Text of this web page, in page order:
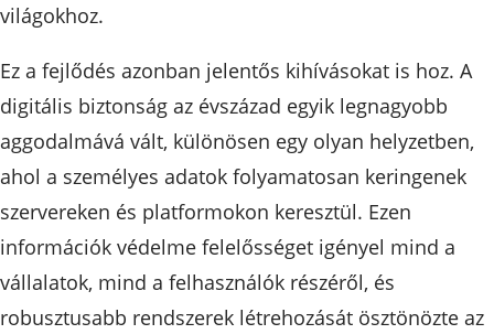
világokhoz.
Ez a fejlődés azonban jelentős kihívásokat is hoz. A
digitális biztonság az évszázad egyik legnagyobb
aggodalmává vált, különösen egy olyan helyzetben,
ahol a személyes adatok folyamatosan keringenek
szervereken és platformokon keresztül. Ezen
információk védelme felelősséget igényel mind a
vállalatok, mind a felhasználók részéről, és
robusztusabb rendszerek létrehozását ösztönözte az